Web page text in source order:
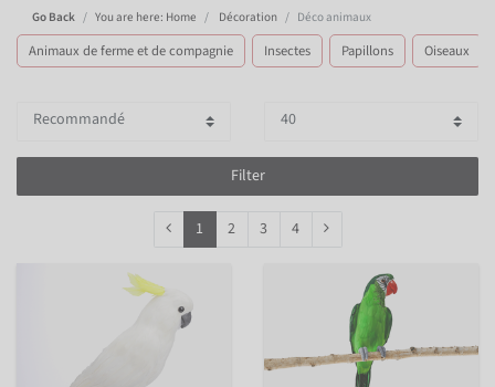
Go Back You are here: Home Décoration Déco animaux
Animaux de ferme et de compagnie Insectes Papillons Oiseaux
Filter
1 2 3 4